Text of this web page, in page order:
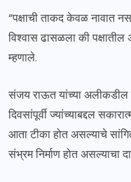
“पक्षाची ताकद केवळ नावात
विश्वास ढासळला की
म्हणाले.
संजय राऊत यांच्या अलीकडील
दिवसांपूर्वी ज्यांच्याबद्दल
आता टीका होत असल्याचे
संभ्रम निर्माण होत असल्याचा